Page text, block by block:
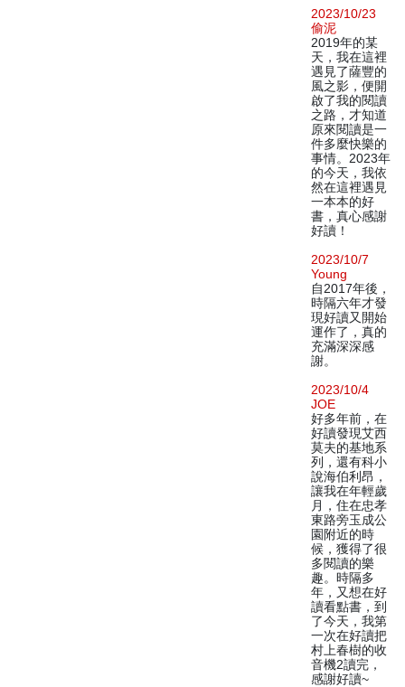
2023/10/23
偷泥
2019年的某
天，我在這裡
遇見了薩豐的
風之影，便開
啟了我的閱讀
之路，才知道
原來閱讀是一
件多麼快樂的
事情。2023年
的今天，我依
然在這裡遇見
一本本的好
書，真心感謝
好讀！
2023/10/7
Young
自2017年後，
時隔六年才發
現好讀又開始
運作了，真的
充滿深深感
謝。
2023/10/4
JOE
好多年前，在
好讀發現艾西
莫夫的基地系
列，還有科小
說海伯利昂，
讓我在年輕歲
月，住在忠孝
東路旁玉成公
園附近的時
候，獲得了很
多閱讀的樂
趣。時隔多
年，又想在好
讀看點書，到
了今天，我第
一次在好讀把
村上春樹的收
音機2讀完，
感謝好讀~